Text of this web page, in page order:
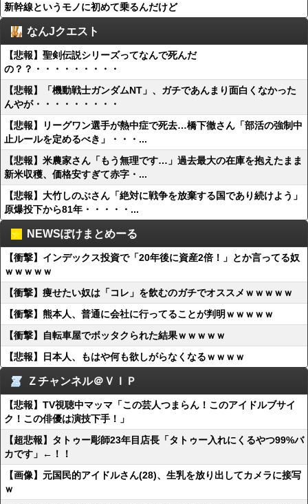
新幹線というモノに初めて乗るんだけど
なんJクエスト
【悲報】聖剣伝説シリーズってなんで死んだ
の？？・・・・・・・・・
【悲報】「機動戦士ガンダムNT」、ガチであんまり面白くなかった
んやが・・・・・・・・・
【悲報】リーグワン選手が熱中症で死去…橋下徹さん「部活の強制中
止ルールを定めるべき」・・・...
【悲報】米農家さん「もう無理です…」過去最大の在庫を抱えたまま
新米収穫、価格安すぎて赤字・...
【悲報】大竹しのぶさん「絶対に戦争を放棄する国であり続けよう」
原爆投下から81年・・・・・...
NEWSぽけまとめーる
【衝撃】インデックス投資で「20年後に資産2倍！」とか言ってる奴
ｗｗｗｗｗ
【衝撃】痩せたい奴は「コレ」を飲むのガチでオススメｗｗｗｗｗ
【衝撃】熊本人、普通に会社に行ってることが判明ｗｗｗｗｗ
【衝撃】自転車屋でボッタクられた結果ｗｗｗｗｗ
【悲報】日本人、もはや何も欲しがらなくなるｗｗｗｗ
Ｚチャンネル＠ＶＩＰ
【悲報】TV視聴中マッマ「この芸人つまらん！このアイドルブサイ
ク！この俳優は演技下手！」
【超悲報】タトゥー彫師23年目店長「タトゥー入れにくるやつ99%バ
カです」←！！
【画像】元国民的アイドルさん(28)、生乳を放り出してカメラに接写
ｗ